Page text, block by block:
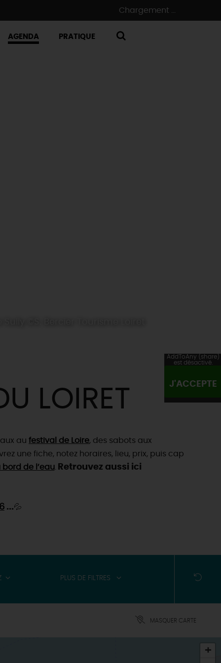
Chargement ...
AGENDA PRATIQUE
LOIRET
au festival de Loire, des sabots aux
une fiche, notez horaires, lieu, prix, puis cap
de l’eau. Retrouvez aussi ici
...💦
PLUS DE FILTRES
MASQUER CARTE
+
AddToAny (share)
est désactivé.
J'ACCEPTE